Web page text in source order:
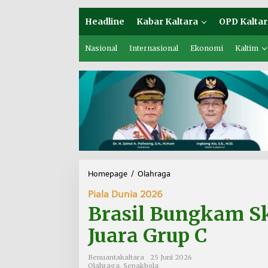
Headline Kabar Kaltara OPD
Nasional Internasional Ekonomi Kaltim
Homepage / Olahraga
B
n
Piala Dunia 2026
Brasil Bungkam
Juara Grup C
Benuantakaltara
25 Juni 2026
Olahraga Sepakbola